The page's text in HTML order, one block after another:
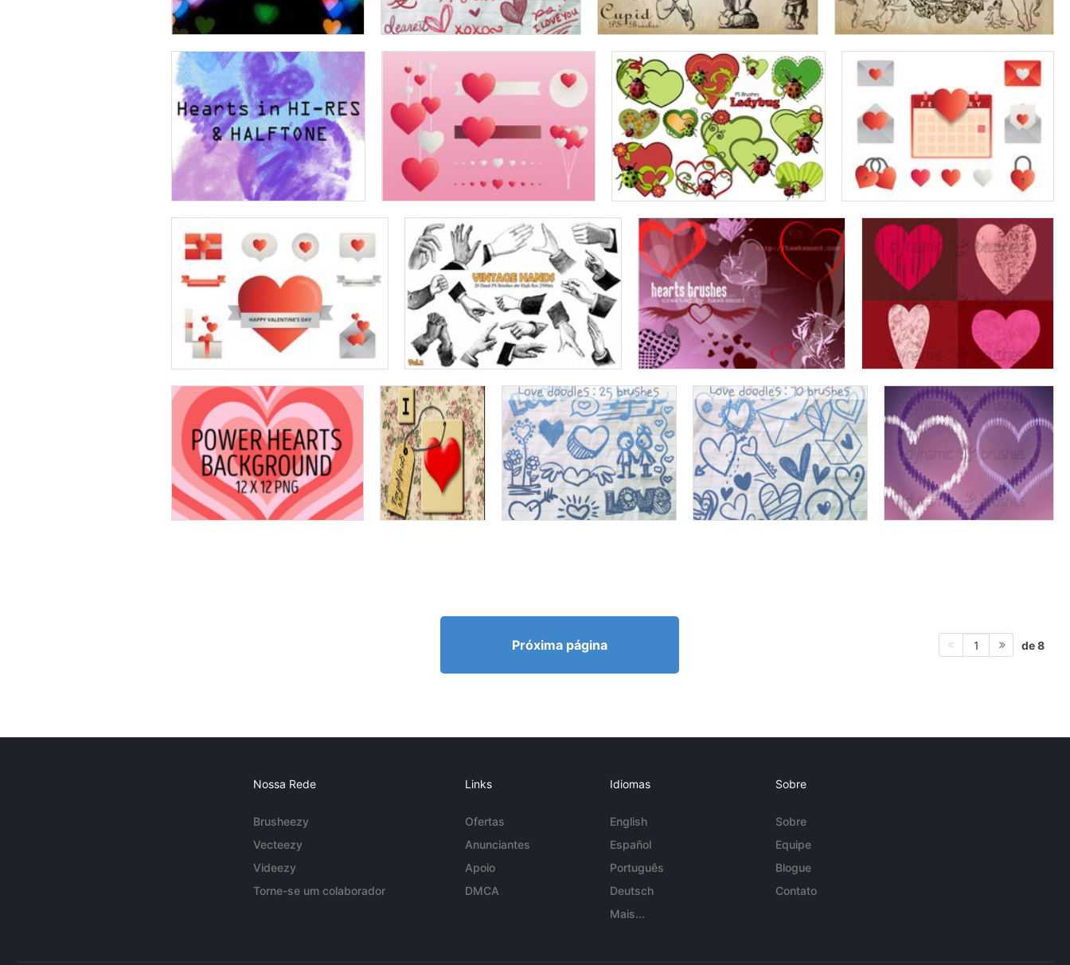
Próxima página 1 de 8
Nossa Rede
Brusheezy
Vecteezy
Videezy
Torne-se um colaborador
Links
Ofertas
Anunciantes
Apoio
DMCA
Idiomas
English
Español
Português
Deutsch
Mais...
Sobre
Sobre
Equipe
Blogue
Contato